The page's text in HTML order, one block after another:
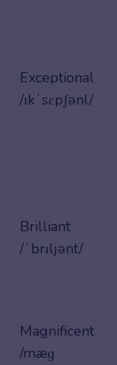
Exceptional
/ɪkˈsɛpʃənl/
Brilliant
/ˈbrɪljənt/
Magnificent
/mæɡ